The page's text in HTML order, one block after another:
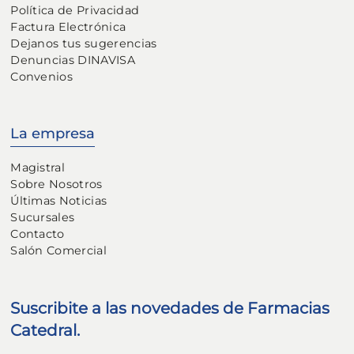
Política de Privacidad
Factura Electrónica
Dejanos tus sugerencias
Denuncias DINAVISA
Convenios
La empresa
Magistral
Sobre Nosotros
Últimas Noticias
Sucursales
Contacto
Salón Comercial
Suscribite a las novedades de Farmacias
Catedral.